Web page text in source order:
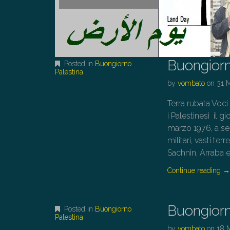
Posted in Buongiorno
Palestina
byvombato on 31
Terra rubata
i Palestinesi il
marzo 1976, a
militari, vasti
Sachnin, Arraba
Continue reading →
Posted in Buongiorno
Palestina